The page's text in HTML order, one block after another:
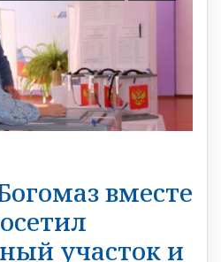
вместе
участок и